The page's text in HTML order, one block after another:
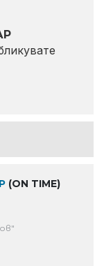
(ON TIME)